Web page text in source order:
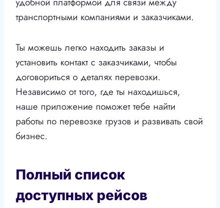
транспортными компаниями и заказчиками.
Ты можешь легко находить заказы и
установить контакт с заказчиками, чтобы
договориться о деталях перевозки.
Независимо от того, где ты находишься,
наше приложение поможет тебе найти
работы по перевозке грузов и развивать свой
бизнес.
Полный список
доступных рейсов